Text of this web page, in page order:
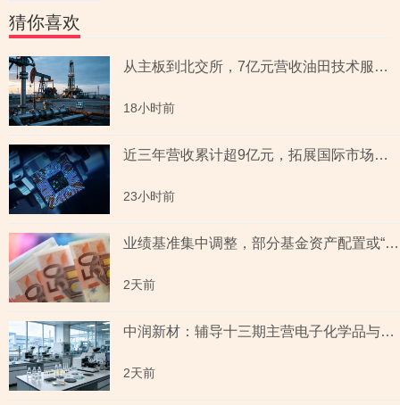
猜你喜欢
从主板到北交所，7亿元营收油田技术服务商两次撤单，募投项目必要性与核心技术竞争力遭“拷问”
18小时前
近三年营收累计超9亿元，拓展国际市场背后外销收入合计六百余万元，辅导期间参与高校牵头的重点研发项目，大客户股东或与该高校人员“同名”
23小时前
业绩基准集中调整，部分基金资产配置或“偏离”基准，最近一年末基金经理自持份额回落
2天前
中润新材：辅导十三期主营电子化学品与纳米材料 下游覆盖半导体与新能源电池赛道
2天前